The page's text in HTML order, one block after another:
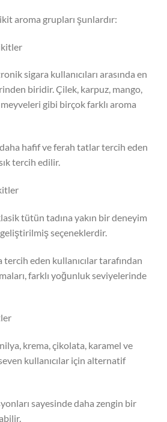
aroma grupları şunlardır:
sigara kullanıcıları arasında en
biridir. Çilek, karpuz, mango,
gibi birçok farklı aroma
hafif ve ferah tatlar tercih eden
tercih edilir.
tütün tadına yakın bir deneyim
seçeneklerdir.
eden kullanıcılar tarafından
farklı yoğunluk seviyelerinde
krema, çikolata, karamel ve
kullanıcılar için alternatif
sayesinde daha zengin bir